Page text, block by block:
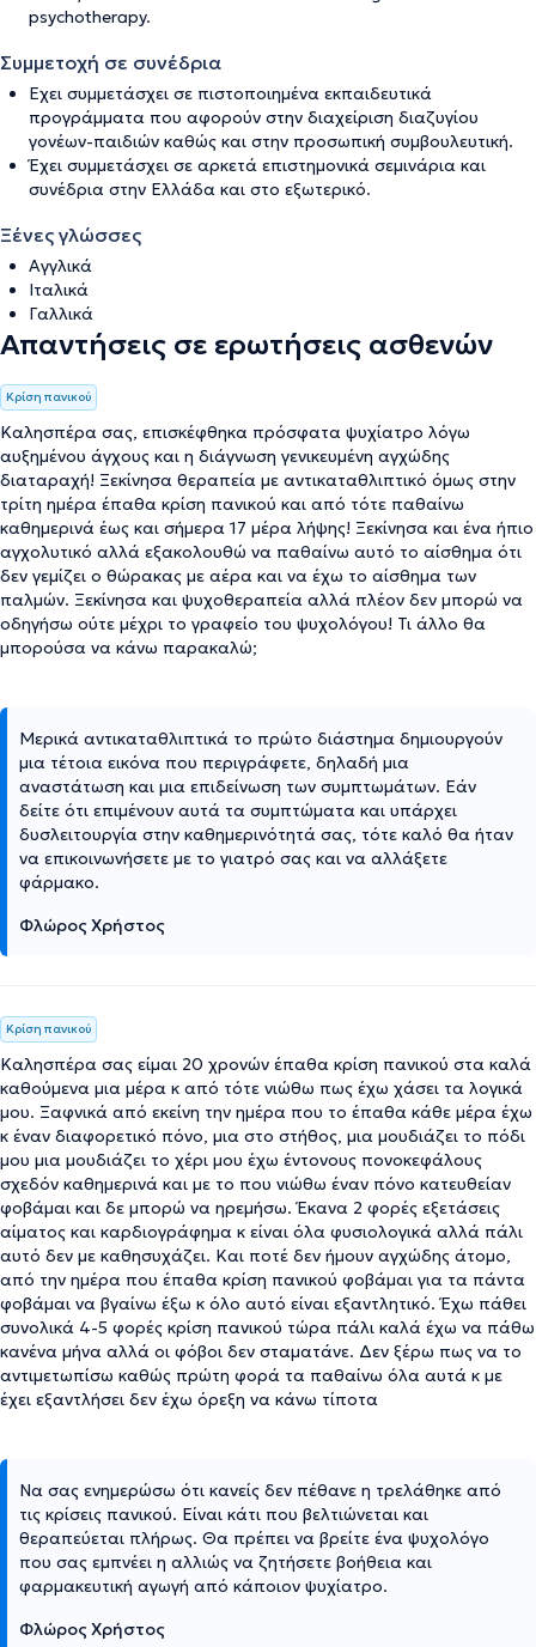
psychotherapy.
Συμμετοχή σε συνέδρια
Εχει συμμετάσχει σε πιστοποιημένα εκπαιδευτικά
προγράμματα που αφορούν στην διαχείριση διαζυγίου
γονέων-παιδιών καθώς και στην προσωπική συμβουλευτική.
Έχει συμμετάσχει σε αρκετά επιστημονικά σεμινάρια και
συνέδρια στην Ελλάδα και στο εξωτερικό.
Ξένες γλώσσες
Αγγλικά
Ιταλικά
Γαλλικά
Απαντήσεις σε ερωτήσεις ασθενών
Κρίση πανικού
Καλησπέρα σας, επισκέφθηκα πρόσφατα ψυχίατρο λόγω
αυξημένου άγχους και η διάγνωση γενικευμένη αγχώδης
διαταραχή! Ξεκίνησα θεραπεία με αντικαταθλιπτικό όμως στην
τρίτη ημέρα έπαθα κρίση πανικού και από τότε παθαίνω
καθημερινά έως και σήμερα 17 μέρα λήψης! Ξεκίνησα και ένα ήπιο
αγχολυτικό αλλά εξακολουθώ να παθαίνω αυτό το αίσθημα ότι
δεν γεμίζει ο θώρακας με αέρα και να έχω το αίσθημα των
παλμών. Ξεκίνησα και ψυχοθεραπεία αλλά πλέον δεν μπορώ να
οδηγήσω ούτε μέχρι το γραφείο του ψυχολόγου! Τι άλλο θα
μπορούσα να κάνω παρακαλώ;
Μερικά αντικαταθλιπτικά το πρώτο διάστημα δημιουργούν
μια τέτοια εικόνα που περιγράφετε, δηλαδή μια
αναστάτωση και μια επιδείνωση των συμπτωμάτων. Εάν
δείτε ότι επιμένουν αυτά τα συμπτώματα και υπάρχει
δυσλειτουργία στην καθημερινότητά σας, τότε καλό θα ήταν
να επικοινωνήσετε με το γιατρό σας και να αλλάξετε
φάρμακο.
Φλώρος Χρήστος
Κρίση πανικού
Καλησπέρα σας είμαι 20 χρονών έπαθα κρίση πανικού στα καλά
καθούμενα μια μέρα κ από τότε νιώθω πως έχω χάσει τα λογικά
μου. Ξαφνικά από εκείνη την ημέρα που το έπαθα κάθε μέρα έχω
κ έναν διαφορετικό πόνο, μια στο στήθος, μια μουδιάζει το πόδι
μου μια μουδιάζει το χέρι μου έχω έντονους πονοκεφάλους
σχεδόν καθημερινά και με το που νιώθω έναν πόνο κατευθείαν
φοβάμαι και δε μπορώ να ηρεμήσω. Έκανα 2 φορές εξετάσεις
αίματος και καρδιογράφημα κ είναι όλα φυσιολογικά αλλά πάλι
αυτό δεν με καθησυχάζει. Και ποτέ δεν ήμουν αγχώδης άτομο,
από την ημέρα που έπαθα κρίση πανικού φοβάμαι για τα πάντα
φοβάμαι να βγαίνω έξω κ όλο αυτό είναι εξαντλητικό. Έχω πάθει
συνολικά 4-5 φορές κρίση πανικού τώρα πάλι καλά έχω να πάθω
κανένα μήνα αλλά οι φόβοι δεν σταματάνε. Δεν ξέρω πως να το
αντιμετωπίσω καθώς πρώτη φορά τα παθαίνω όλα αυτά κ με
έχει εξαντλήσει δεν έχω όρεξη να κάνω τίποτα
Να σας ενημερώσω ότι κανείς δεν πέθανε η τρελάθηκε από
τις κρίσεις πανικού. Είναι κάτι που βελτιώνεται και
θεραπεύεται πλήρως. Θα πρέπει να βρείτε ένα ψυχολόγο
που σας εμπνέει η αλλιώς να ζητήσετε βοήθεια και
φαρμακευτική αγωγή από κάποιον ψυχίατρο.
Φλώρος Χρήστος